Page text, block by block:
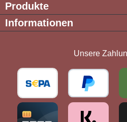
Produkte
Informationen
Unsere